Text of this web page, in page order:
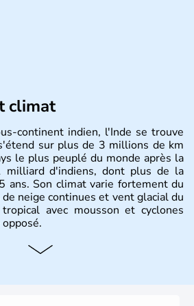
climat
continent indien, l'Inde se trouve
sur plus de 3 millions de km
le plus peuplé du monde après la
milliard d'indiens, dont plus de la
ans. Son climat varie fortement du
neige continues et vent glacial du
avec mousson et cyclones